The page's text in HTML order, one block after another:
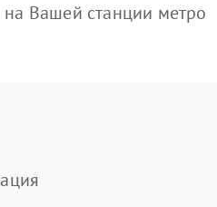
Вашей станции метро